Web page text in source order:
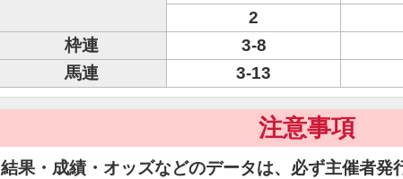
2
枠連
3-8
馬連
3-13
注意事項
結果・成績・オッズなどのデータは、必ず主催者発